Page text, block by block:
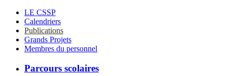
LE CSSP
Calendriers
Publications
Grands Projets
Membres du personnel
Parcours scolaires